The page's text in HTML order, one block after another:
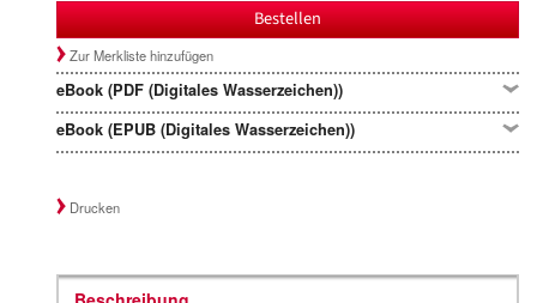
Bestellen
Zur Merkliste hinzufügen
eBook (PDF (Digitales Wasserzeichen))
eBook (EPUB (Digitales Wasserzeichen))
Drucken